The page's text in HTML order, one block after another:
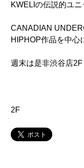
KWELIの伝説的ユ
CANADIAN
HIPHOP作品を中心
週末は是非渋谷店2F
2F